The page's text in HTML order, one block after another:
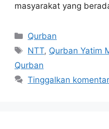
masyarakat yang
Qurban
NTT, Qurban Yatim
Qurban
Tinggalkan komentar